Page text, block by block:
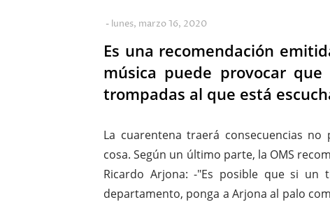
lunes, marzo 16, 2020
Es una recomendación
música puede provocar
trompadas al que está
La cuarentena traerá consecuencias
cosa. Según un último parte, la OMS
Ricardo Arjona: -"Es posible que si
departamento, ponga a Arjona al palo